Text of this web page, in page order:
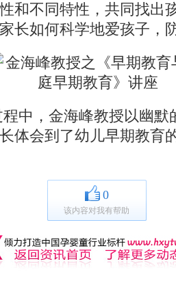
和不同特性，共同找出
长如何科学地爱孩子，
中，金海峰教授以幽默
体会到了幼儿早期教育
0
该内容对我有帮助